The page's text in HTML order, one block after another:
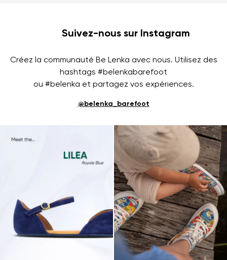
Suivez-nous sur Instagram
Créez la communauté Be Lenka avec nous. Utilisez des
hashtags #belenkabarefoot
ou #belenka et partagez vos expériences.
@belenka_barefoot